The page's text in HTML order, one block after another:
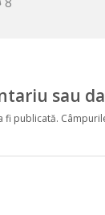
sau
fi publicată.